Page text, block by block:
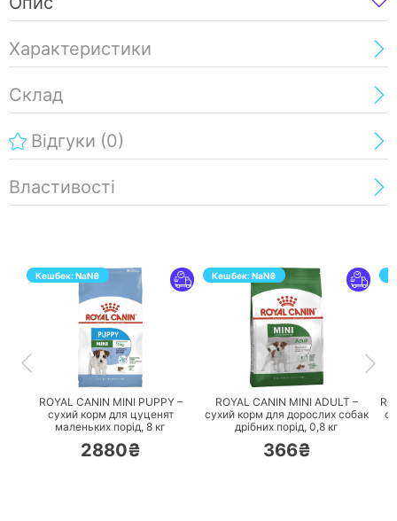
Характеристики
Склад
Відгуки (0)
Властивості
Кешбек:NaN₴
ПЕРЕЙТИ
ROYAL CANIN MINI PUPPY –
сухий корм для цуценят
маленьких порід, 8 кг
2880₴
Кешбек:NaN₴
ПЕРЕЙТИ
ROYAL CANIN MINI ADULT –
сухий корм для дорослих собак
дрібних порід, 0,8 кг
366₴